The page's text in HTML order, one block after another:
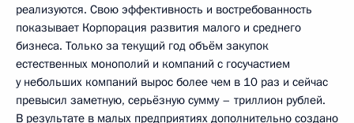
реализуются. Свою эффективность и востребованность
показывает Корпорация развития малого и среднего
бизнеса. Только за текущий год объём закупок
естественных монополий и компаний с госучастием
у небольших компаний вырос более чем в 10 раз и сейчас
превысил заметную, серьёзную сумму – триллион рублей.
В результате в малых предприятиях дополнительно создано